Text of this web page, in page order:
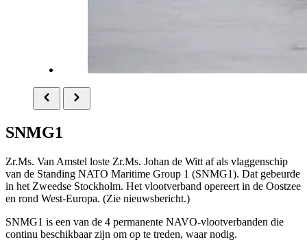
SNMG1
Zr.Ms. Van Amstel loste Zr.Ms. Johan de Witt af als vlaggenschip
van de Standing NATO Maritime Group 1 (SNMG1). Dat gebeurde
in het Zweedse Stockholm. Het vlootverband opereert in de Oostzee
en rond West-Europa. (Zie nieuwsbericht.)
SNMG1 is een van de 4 permanente NAVO-vlootverbanden die
continu beschikbaar zijn om op te treden, waar nodig.